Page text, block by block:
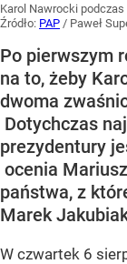
Karol Nawrocki
Źródło: PAP / Paweł
Po pierwszym
na to, żeby
dwoma
Dotychczas
prezydentury
ocenia
państwa, z
Marek
W czwartek 6